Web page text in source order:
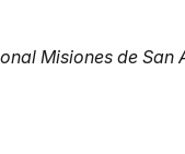
Misiones de San